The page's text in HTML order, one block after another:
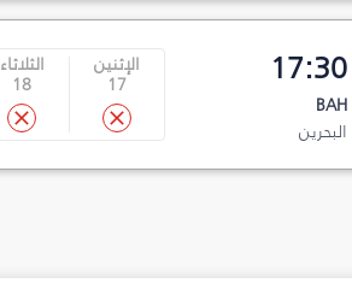
17:30
BAH
البحرين
الإثنين
17
الثلاثاء
18